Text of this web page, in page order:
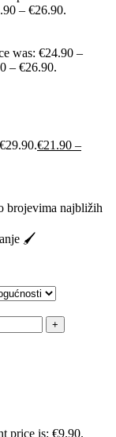
– €26.90.
was: €24.90 –
– €26.90.
€21.90 –
brojevima najbližih
🖌️
price is: €9.90.